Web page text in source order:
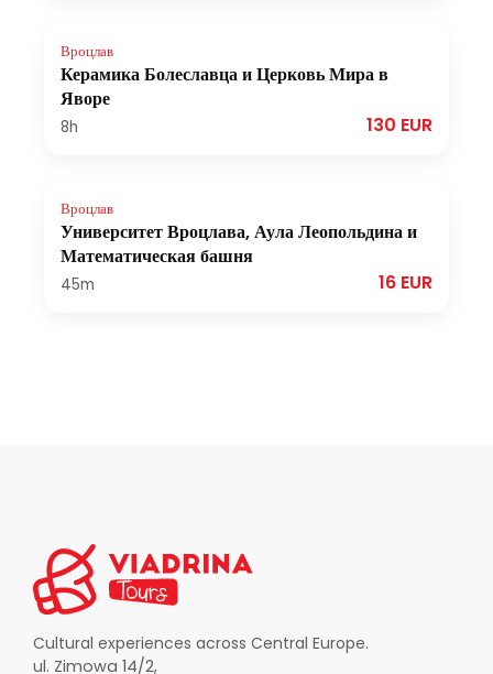
Вроцлав
Керамика Болеславца и Церковь Мира в
Яворе
8h 130 EUR
Вроцлав
Университет Вроцлава, Аула Леопольдина и
Математическая башня
45m 16 EUR
Cultural experiences across Central Europe.
ul. Zimowa 14/2,